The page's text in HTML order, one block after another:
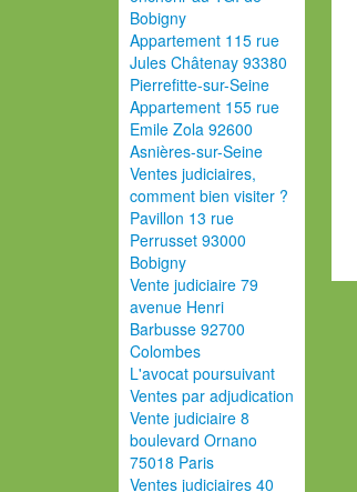
Bobigny
Appartement 115 rue
Jules Châtenay 93380
Pierrefitte-sur-Seine
Appartement 155 rue
Emile Zola 92600
Asnières-sur-Seine
Ventes judiciaires,
comment bien visiter ?
Pavillon 13 rue
Perrusset 93000
Bobigny
Vente judiciaire 79
avenue Henri
Barbusse 92700
Colombes
L'avocat poursuivant
Ventes par adjudication
Vente judiciaire 8
boulevard Ornano
75018 Paris
Ventes judiciaires 40